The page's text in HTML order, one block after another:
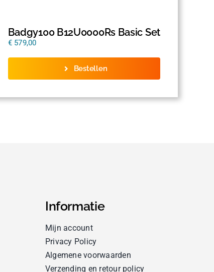
Badgy100 B12U0000Rs Basic Set
€579,00
Bestellen
Informatie
Mijn account
Privacy Policy
Algemene voorwaarden
Verzending en retour policy